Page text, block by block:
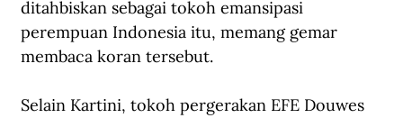
ditahbiskan sebagai tokoh emansipasi
perempuan Indonesia itu, memang gemar
membaca koran tersebut.
Selain Kartini, tokoh pergerakan EFE Douwes